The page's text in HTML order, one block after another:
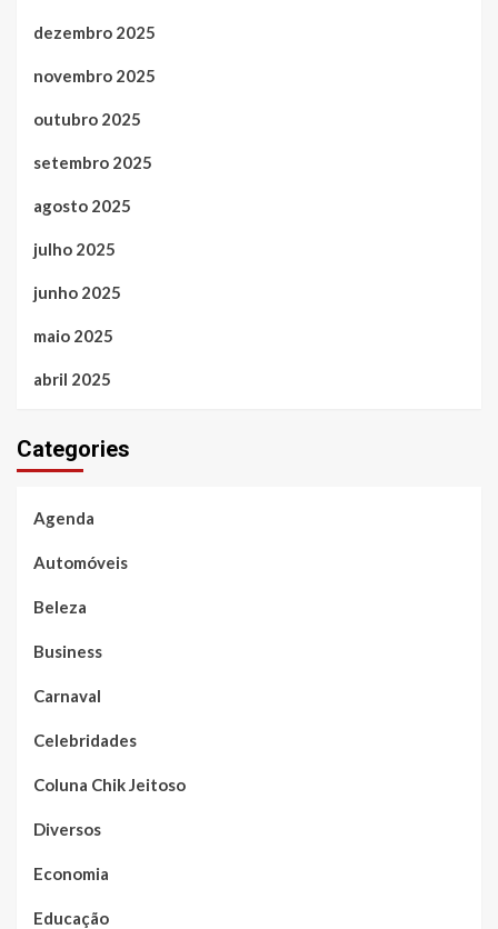
dezembro 2025
novembro 2025
outubro 2025
setembro 2025
agosto 2025
julho 2025
junho 2025
maio 2025
abril 2025
Categories
Agenda
Automóveis
Beleza
Business
Carnaval
Celebridades
Coluna Chik Jeitoso
Diversos
Economia
Educação